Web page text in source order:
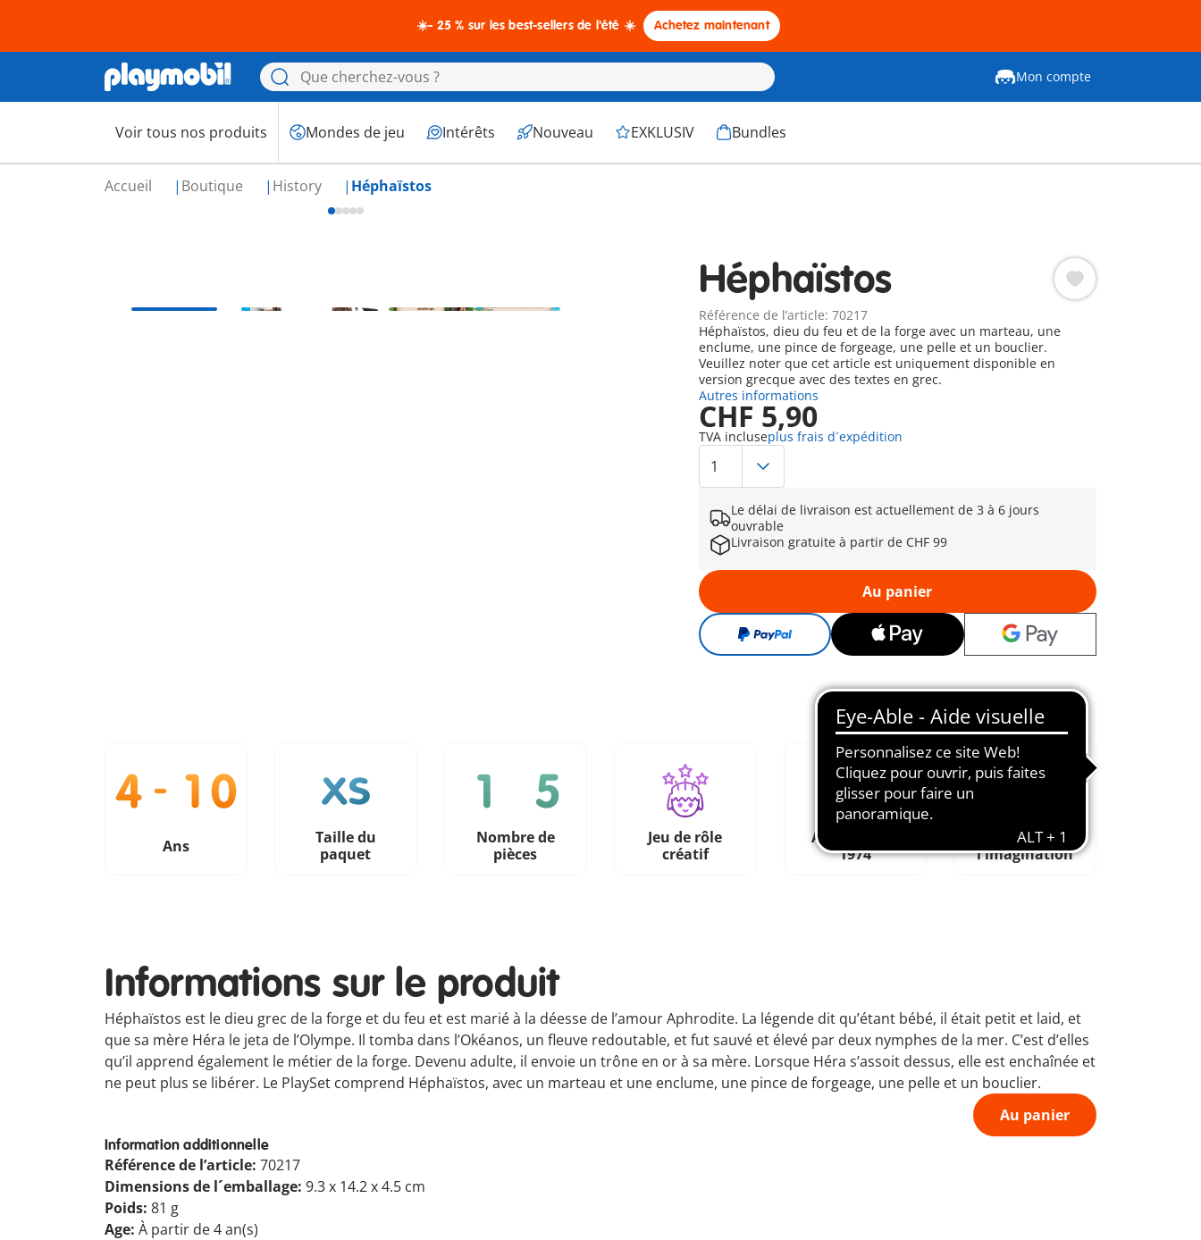
☀️- 25 % sur les best-sellers de l'été ☀️ Achetez maintenant
Mon compte
Voir tous nos produits Mondes de jeu Intérêts Nouveau EXKLUSIV Bundles
Accueil Boutique History Héphaïstos
Héphaïstos
Référence de l’article: 70217
Héphaïstos, dieu du feu et de la forge avec un marteau, une
enclume, une pince de forgeage, une pelle et un bouclier.
Veuillez noter que cet article est uniquement disponible en
version grecque avec des textes en grec.
Autres informations
CHF 5,90
TVA incluseplus frais d´expédition
Le délai de livraison est actuellement de 3 à 6 jours
ouvrable
Livraison gratuite à partir de CHF 99
Au panier
Ans
Taille du
paquet
Nombre de
pièces
Jeu de rôle
créatif
Aimé depuis
1974
Favorise
l'imagination
Informations sur le produit
Héphaïstos est le dieu grec de la forge et du feu et est marié à la déesse de l’amour Aphrodite. La légende dit qu’étant bébé, il était petit et laid, et
que sa mère Héra le jeta de l’Olympe. Il tomba dans l’Okéanos, un fleuve redoutable, et fut sauvé et élevé par deux nymphes de la mer. C’est d’elles
qu’il apprend également le métier de la forge. Devenu adulte, il envoie un trône en or à sa mère. Lorsque Héra s’assoit dessus, elle est enchaînée et
ne peut plus se libérer. Le PlaySet comprend Héphaïstos, avec un marteau et une enclume, une pince de forgeage, une pelle et un bouclier.
Au panier
Information additionnelle
Référence de l’article: 70217
Dimensions de l´emballage: 9.3 x 14.2 x 4.5 cm
Poids: 81 g
Age: À partir de 4 an(s)